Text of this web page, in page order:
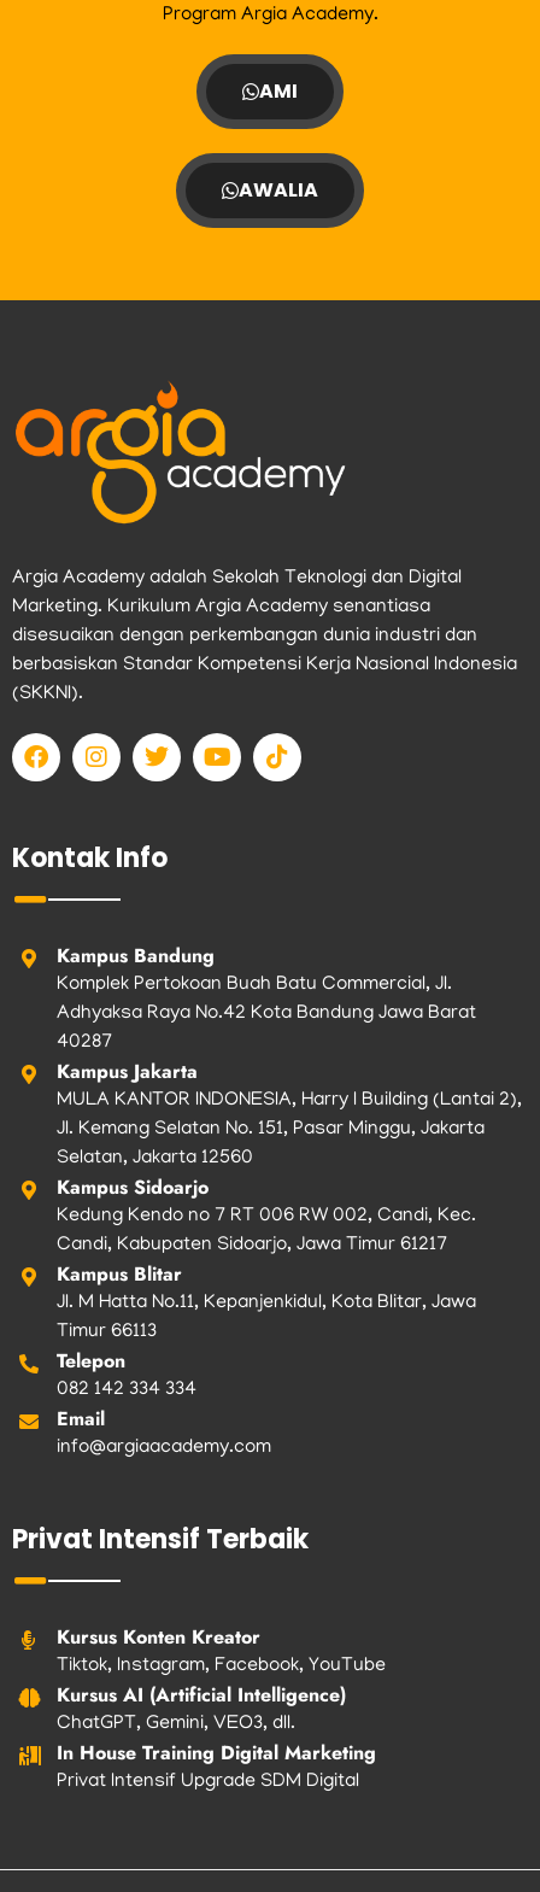
Program Argia Academy.
AMI
AWALIA
Argia Academy adalah Sekolah Teknologi dan Digital
Marketing. Kurikulum Argia Academy senantiasa
disesuaikan dengan perkembangan dunia industri dan
berbasiskan Standar Kompetensi Kerja Nasional Indonesia
(SKKNI).
F
a
c
o
o
k
I
n
s
a
g
T
w
i
e
Y
o
u
T
i
k
Kontak Info
Kampus Bandung
Komplek Pertokoan Buah Batu Commercial, Jl.
Adhyaksa Raya No.42 Kota Bandung Jawa Barat
40287
Kampus Jakarta
MULA KANTOR INDONESIA, Harry I Building (Lantai 2),
Jl. Kemang Selatan No. 151, Pasar Minggu, Jakarta
Selatan, Jakarta 12560
Kampus Sidoarjo
Kedung Kendo no 7 RT 006 RW 002, Candi, Kec.
Candi, Kabupaten Sidoarjo, Jawa Timur 61217
Kampus Blitar
Jl. M Hatta No.11, Kepanjenkidul, Kota Blitar, Jawa
Timur 66113
Telepon
082 142 334 334
Email
info@argiaacademy.com
Privat Intensif Terbaik
Kursus Konten Kreator
Tiktok, Instagram, Facebook, YouTube
Kursus AI (Artificial Intelligence)
ChatGPT, Gemini, VEO3, dll.
In House Training Digital Marketing
Privat Intensif Upgrade SDM Digital